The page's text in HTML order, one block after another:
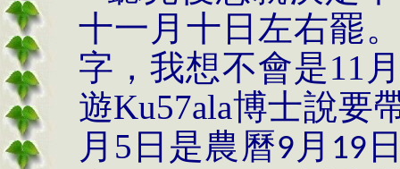
十一月十日左右罷
字，我想不會是11
遊Ku57ala博士說要
月 5 日是農曆9 月 19